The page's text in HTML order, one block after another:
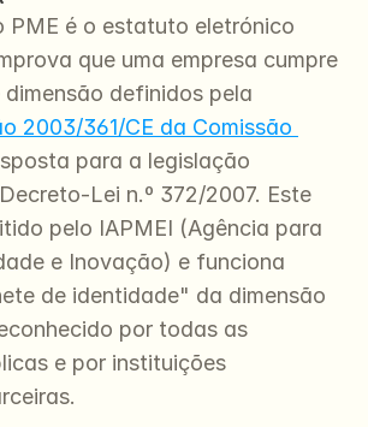
PME é o estatuto eletrónico
que uma empresa cumpre
2003/361/CE da Comissão
para a legislação
Lei n.º 372/2007. Este
pelo IAPMEI (Agência para
e Inovação) e funciona
de identidade" da dimensão
por todas as
e por instituições